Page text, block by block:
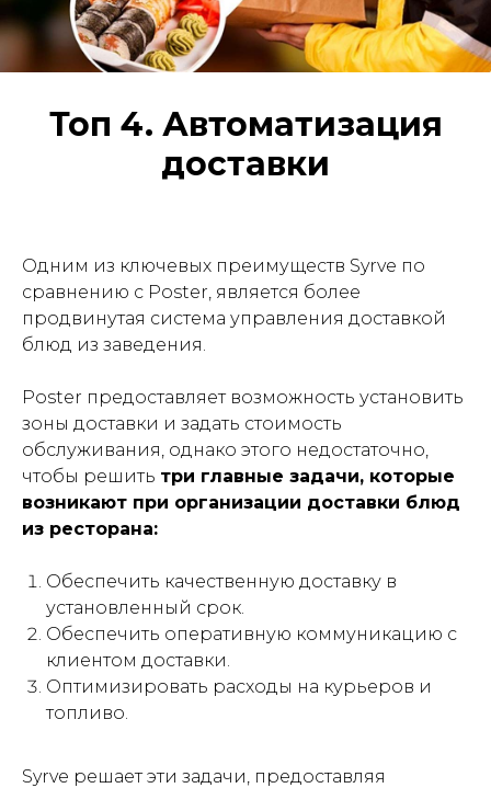
Топ 4. Автоматизация
доставки
Одним из ключевых преимуществ Syrve по
сравнению с Poster, является более
продвинутая система управления доставкой
блюд из заведения.
Poster предоставляет возможность установить
зоны доставки и задать стоимость
обслуживания, однако этого недостаточно,
чтобы решить три главные задачи, которые
возникают при организации доставки блюд
из ресторана:
Обеспечить качественную доставку в
установленный срок.
Обеспечить оперативную коммуникацию с
клиентом доставки.
Оптимизировать расходы на курьеров и
топливо.
Syrve решает эти задачи, предоставляя